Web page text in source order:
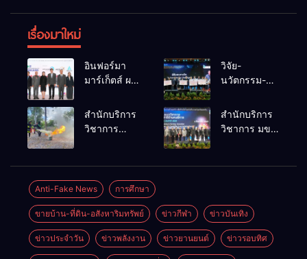
เรื่องมาใหม่
อินฟอร์มา
มาร์เก็ตส์ ผนึก
ธุรกิจท่อง
เที่ยว-บริการ
Thailand
2026 เชื่อม 4
งานใหญ่
สร้างโอกาส
ธุรกิจครบ
วงจร ด้วยครับ
วิจัย-
นวัตกรรม-
คือโอกาสใหม่
ของคนพิการ
เศรษฐกิจ
สำนักบริการ
วิชาการ
เพลิงขั้นต้น”
ยกระดับ
ศักยภาพเจ้า
หน้าที่ท้องถิ่น
รับมืออัคคีภัย
สำนักบริการ
วิชาการ มข.
เวทีระดับชาติ
NCPD 2026
เปลี่ยน “ผ้า
Anti-Fake News การศึกษา
ขายบ้าน-ที่ดิน-อสังหาริมทรัพย์ ข่าวกีฬา ข่าวบันเทิง
ข่าวประจำวัน ข่าวพลังงาน ข่าวยานยนต์ ข่าวรอบทิศ